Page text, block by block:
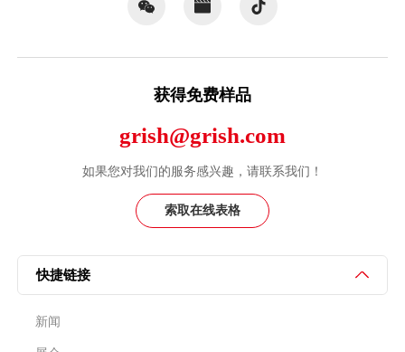
获得免费样品
grish@grish.com
如果您对我们的服务感兴趣，请联系我们！
索取在线表格
快捷链接
新闻